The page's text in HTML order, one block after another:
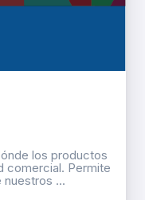
los productos
comercial. Permite
...